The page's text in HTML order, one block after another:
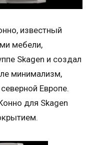
известный
мебели,
Skagen и создал
минимализм,
Европе.
для Skagen